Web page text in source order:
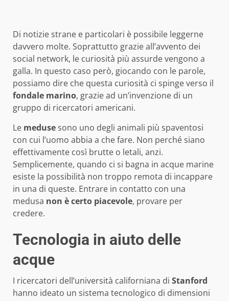
Di notizie strane e particolari è possibile leggerne
davvero molte. Soprattutto grazie all’avvento dei
social network, le curiosità più assurde vengono a
galla. In questo caso però, giocando con le parole,
possiamo dire che questa curiosità ci spinge verso il
fondale marino, grazie ad un’invenzione di un
gruppo di ricercatori americani.
Le medusesono uno degli animali più spaventosi
con cui l’uomo abbia a che fare. Non perché siano
effettivamente così brutte o letali, anzi.
Semplicemente, quando ci si bagna in acque marine
esiste la possibilità non troppo remota di incappare
in una di queste. Entrare in contatto con una
medusa non è certo piacevole, provare per
credere.
Tecnologia in aiuto delle
acque
I ricercatori dell’università californiana di Stanford
hanno ideato un sistema tecnologico di dimensioni